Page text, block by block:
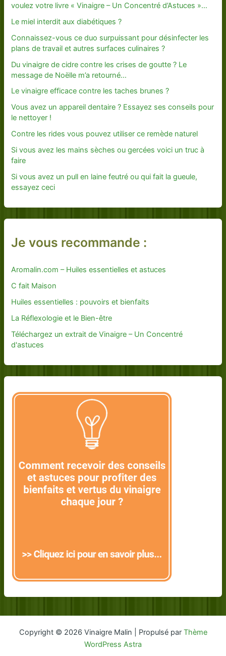
voulez votre livre « Vinaigre – Un Concentré d’Astuces »…
Le miel interdit aux diabétiques ?
Connaissez-vous ce duo surpuissant pour désinfecter les
plans de travail et autres surfaces culinaires ?
Du vinaigre de cidre contre les crises de goutte ? Le
message de Noëlle m’a retourné…
Le vinaigre efficace contre les taches brunes ?
Vous avez un appareil dentaire ? Essayez ses conseils pour
le nettoyer !
Contre les rides vous pouvez utiliser ce remède naturel
Si vous avez les mains sèches ou gercées voici un truc à
faire
Si vous avez un pull en laine feutré ou qui fait la gueule,
essayez ceci
Je vous recommande :
Aromalin.com – Huiles essentielles et astuces
C fait Maison
Huiles essentielles : pouvoirs et bienfaits
La Réflexologie et le Bien-être
Téléchargez un extrait de Vinaigre – Un Concentré
d'astuces
Copyright © 2026 Vinaigre Malin | Propulsé par Thème
WordPress Astra